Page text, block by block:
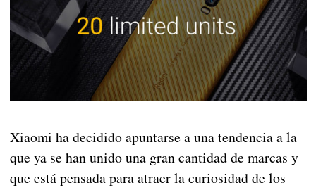
Xiaomi ha decidido apuntarse a una tendencia a la
que ya se han unido una gran cantidad de marcas y
que está pensada para atraer la curiosidad de los